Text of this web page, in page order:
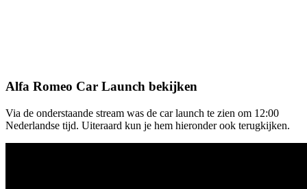
Alfa Romeo Car Launch bekijken
Via de onderstaande stream was de car launch te zien om 12:00
Nederlandse tijd. Uiteraard kun je hem hieronder ook terugkijken.